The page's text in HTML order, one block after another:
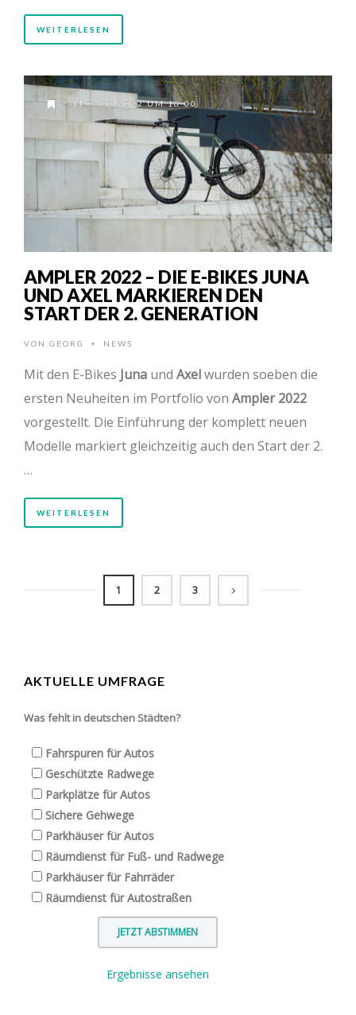
WEITERLESEN
AM 07.03.2022 UM 16:00
AMPLER 2022 – DIE E-BIKES JUNA
UND AXEL MARKIEREN DEN
START DER 2. GENERATION
VON GEORG • NEWS
Mit den E-Bikes Juna und Axelwurden soeben die
ersten Neuheiten im Portfolio von Ampler 2022
vorgestellt. Die Einführung der komplett neuen
Modelle markiert gleichzeitig auch den Start der 2.
…
WEITERLESEN
1 2 3
AKTUELLE UMFRAGE
Was fehlt in deutschen Städten?
Fahrspuren für Autos
Geschützte Radwege
Parkplätze für Autos
Sichere Gehwege
Parkhäuser für Autos
Räumdienst für Fuß- und Radwege
Parkhäuser für Fahrräder
Räumdienst für Autostraßen
Ergebnisse ansehen